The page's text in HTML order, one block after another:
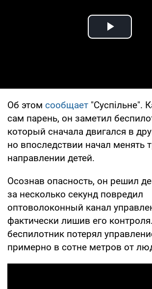
Play
Об этом сообщает "Суспільне".
сам парень, он заметил
который сначала двигался в
но впоследствии начал менять
направлении детей.
Осознав опасность, он решил
за несколько секунд повредил
оптоволоконный канал
фактически лишив его
беспилотник потерял
примерно в сотне метров от